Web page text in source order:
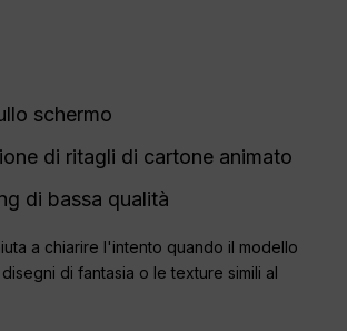
schermo
di ritagli di cartone animato
di bassa qualità
a chiarire l'intento quando il modello
di fantasia o le texture simili al